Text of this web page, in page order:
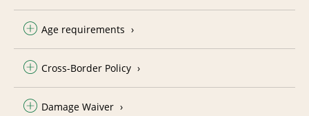
Age requirements
Cross-Border Policy
Damage Waiver